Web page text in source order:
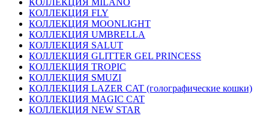
КОЛЛЕКЦИЯ FLY
КОЛЛЕКЦИЯ MOONLIGHT
КОЛЛЕКЦИЯ UMBRELLA
КОЛЛЕКЦИЯ SALUT
КОЛЛЕКЦИЯ GLITTER GEL PRINCESS
КОЛЛЕКЦИЯ TROPIC
КОЛЛЕКЦИЯ SMUZI
КОЛЛЕКЦИЯ LAZER CAT (голографические кошки)
КОЛЛЕКЦИЯ MAGIC CAT
КОЛЛЕКЦИЯ NEW STAR